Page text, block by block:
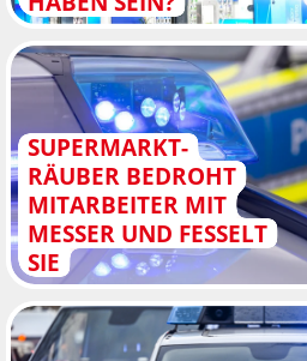
SUPERMARKT-
RÄUBER BEDROHT
MITARBEITER MIT
MESSER UND FESSELT
SIE